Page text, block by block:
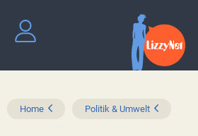
Home Politik & Umwelt